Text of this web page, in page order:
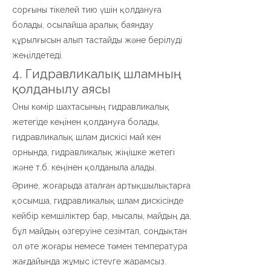
сорғыны тікелей тию үшін қолдануға
болады, осылайша аралық баяндау
құрылғысын алып тастайды және берілуді
жеңілдетеді.
4. Гидравликалық шламның
қолданылу аясы
Оны көмір шахтасының гидравликалық
жетегіде кеңінен қолдануға болады,
гидравликалық шлам дискісі май кен
орнында, гидравликалық жіңішке жетегі
және т.б. кеңінен қолданыла алады.
Әрине, жоғарыда аталған артықшылықтарға
қосымша, гидравликалық шлам дискісінде
кейбір кемшіліктер бар, мысалы, майдың да,
бұл майдың өзгеруіне сезімтал, сондықтан
ол өте жоғары немесе төмен температура
жағдайында жұмыс істеуге жарамсыз.